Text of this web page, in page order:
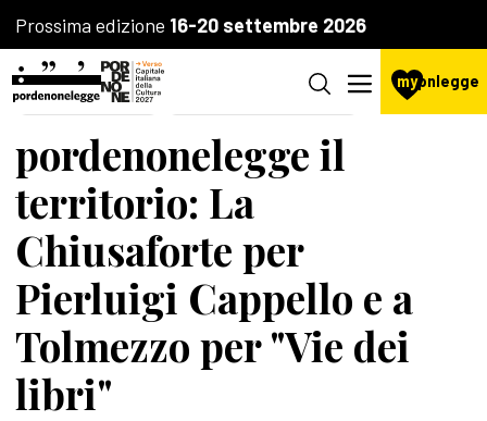
Prossima edizione 16-20 settembre 2026
mypnlegge
LA FONDAZIONE
pordenonelegge il
territorio: La
Chiusaforte per
Pierluigi Cappello e a
Tolmezzo per "Vie dei
libri"